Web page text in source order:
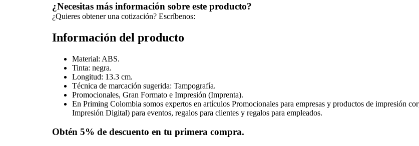
¿Necesitas más información sobre este producto?
¿Quieres obtener una cotización? Escríbenos:
Información del producto
Material: ABS.
Tinta: negra.
Longitud: 13.3 cm.
Técnica de marcación sugerida: Tampografía.
Promocionales, Gran Formato e Impresión (Imprenta).
En Priming Colombia somos expertos en artículos Promocionales para empresas y productos de impresión
Impresión Digital) para eventos, regalos para clientes y regalos para empleados.
Obtén 5% de descuento en tu primera compra.